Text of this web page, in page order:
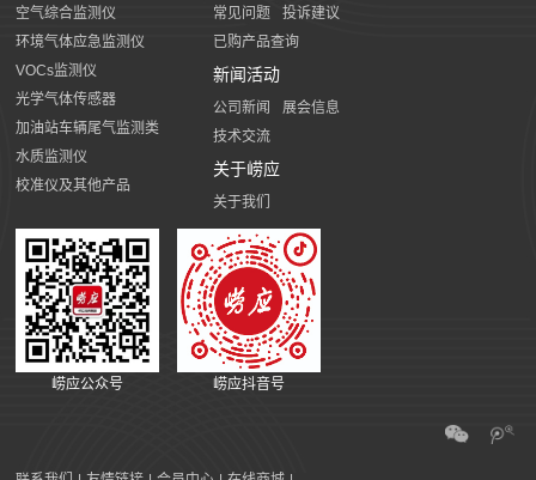
空气综合监测仪
环境气体应急监测仪
VOCs监测仪
光学气体传感器
加油站车辆尾气监测类
水质监测仪
校准仪及其他产品
常见问题
投诉建议
已购产品查询
新闻活动
公司新闻
展会信息
技术交流
关于崂应
关于我们
崂应公众号 崂应抖音号